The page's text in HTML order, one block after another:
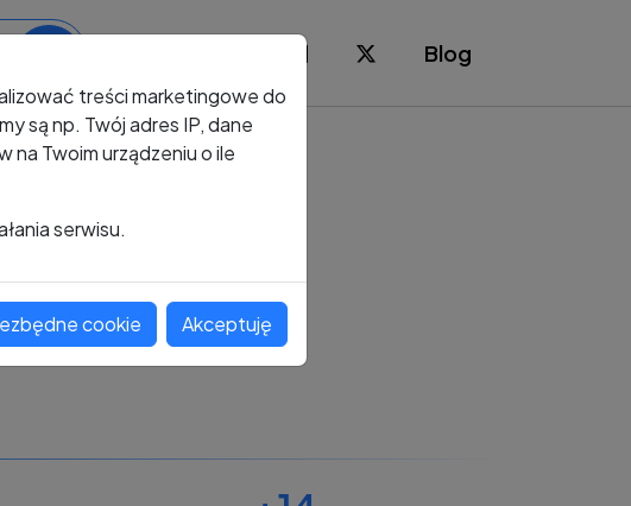
Blog
treści marketingowe do
są np. Twój adres IP, dane
Twoim urządzeniu o ile
serwisu.
cookie Akceptuję